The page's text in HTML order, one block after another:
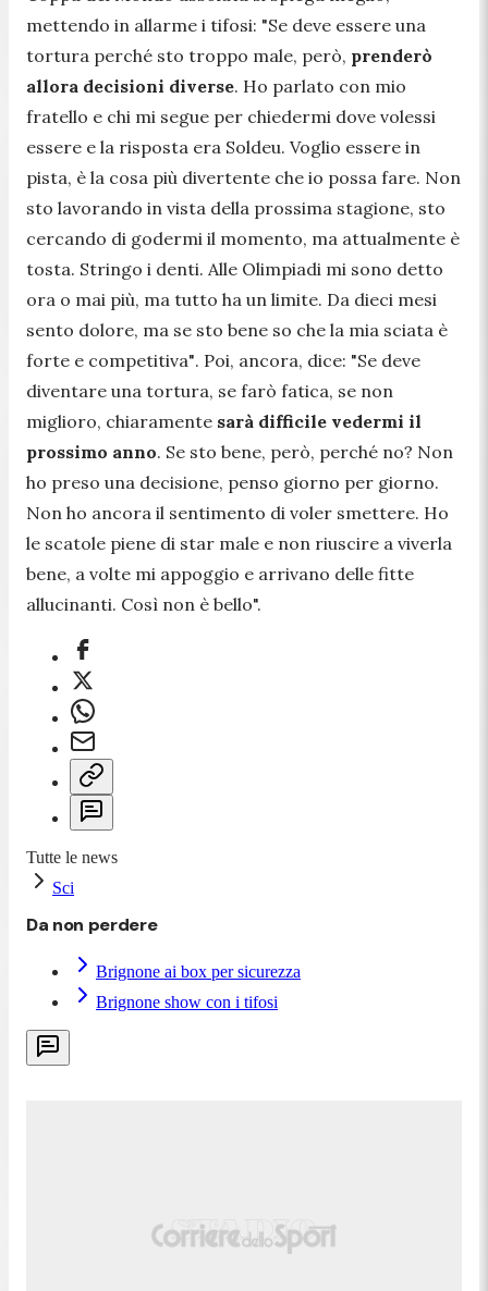
mettendo in allarme i tifosi: "Se deve essere una
tortura perché sto troppo male, però, prenderò
allora decisioni diverse. Ho parlato con mio
fratello e chi mi segue per chiedermi dove volessi
essere e la risposta era Soldeu. Voglio essere in
pista, è la cosa più divertente che io possa fare. Non
sto lavorando in vista della prossima stagione, sto
cercando di godermi il momento, ma attualmente è
tosta. Stringo i denti. Alle Olimpiadi mi sono detto
ora o mai più, ma tutto ha un limite. Da dieci mesi
sento dolore, ma se sto bene so che la mia sciata è
forte e competitiva". Poi, ancora, dice: "Se deve
diventare una tortura, se farò fatica, se non
miglioro, chiaramente sarà difficile vedermi il
prossimo anno. Se sto bene, però, perché no? Non
ho preso una decisione, penso giorno per giorno.
Non ho ancora il sentimento di voler smettere. Ho
le scatole piene di star male e non riuscire a viverla
bene, a volte mi appoggio e arrivano delle fitte
allucinanti. Così non è bello".
Tutte le news
Sci
Da non perdere
Brignone ai box per sicurezza
Brignone show con i tifosi